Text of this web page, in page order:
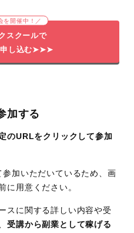
を開催中！／
スクールで
申し込む➤➤➤
加する
のURLをクリックして参加
加いただいているため、画
に用意ください。
スに関する詳しい内容や受
受講から副業として稼げる